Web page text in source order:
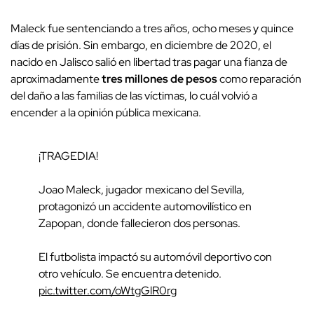
Maleck fue sentenciando a tres años, ocho meses y quince
días de prisión. Sin embargo, en diciembre de 2020, el
nacido en Jalisco salió en libertad tras pagar una fianza de
aproximadamentetres millones de pesoscomo reparación
del daño a las familias de las víctimas, lo cuál volvió a
encender a la opinión pública mexicana.
¡TRAGEDIA!
Joao Maleck, jugador mexicano del Sevilla,
protagonizó un accidente automovilístico en
Zapopan, donde fallecieron dos personas.
El futbolista impactó su automóvil deportivo con
otro vehículo. Se encuentra detenido.
pic.twitter.com/oWtgGlR0rg